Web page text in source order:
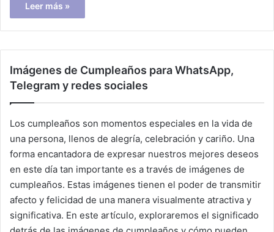
Leer más »
Imágenes de Cumpleaños para WhatsApp,
Telegram y redes sociales
Los cumpleaños son momentos especiales en la vida de
una persona, llenos de alegría, celebración y cariño. Una
forma encantadora de expresar nuestros mejores deseos
en este día tan importante es a través de imágenes de
cumpleaños. Estas imágenes tienen el poder de transmitir
afecto y felicidad de una manera visualmente atractiva y
significativa. En este artículo, exploraremos el significado